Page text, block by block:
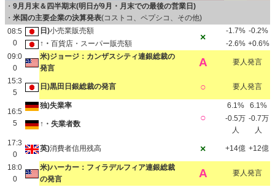
・ 9月月末＆四半期末(明日が9月・月末での最後の営業日)
・ 米国の主要企業の決算発表(コストコ、ペプシコ、その他)
08:5
0
日)小売業販売額
×
-1.7% -0.2%
↑・ 百貨店・スーパー販売額 -2.6% +0.6%
09:0
0
米)ジョージ：カンザスシティ連銀総裁の
発言
A 要人発言
15:3
5
日)黒田日銀総裁の発言 ○ 要人発言
16:5
5
独)失業率
○
6.1% 6.1%
↑・失業者数
-0.5万
人
-0.7万
人
17:3
0
英)消費者信用残高 × +14億 +12億
18:0
0
米)ハーカー：フィラデルフィア連銀総裁
の発言
A 要人発言